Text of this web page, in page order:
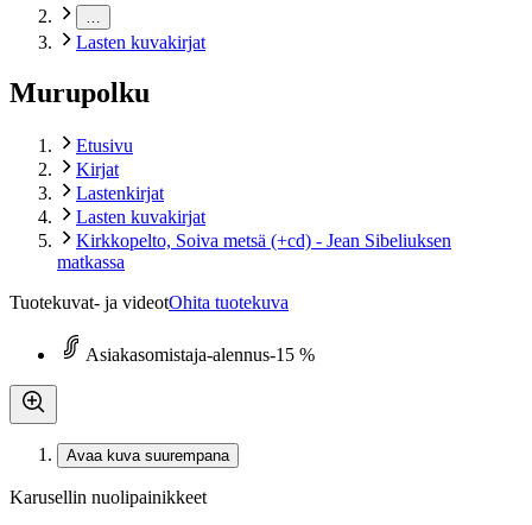
Lasten kuvakirjat
Murupolku
Etusivu
Kirjat
Lastenkirjat
Lasten kuvakirjat
Kirkkopelto, Soiva metsä (+cd) - Jean Sibeliuksen
matkassa
Tuotekuvat- ja videotOhita tuotekuva
Asiakasomistaja-alennus-15 %
Avaa kuva suurempana
Karusellin nuolipainikkeet